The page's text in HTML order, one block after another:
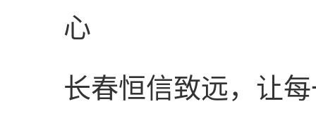
心
长春恒信致远，让